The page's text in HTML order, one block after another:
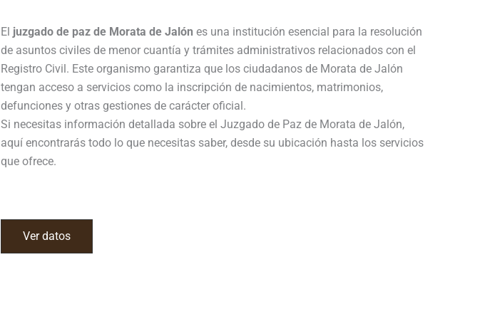
El juzgado de paz de Morata de Jalón es una institución esencial para la resolución
de asuntos civiles de menor cuantía y trámites administrativos relacionados con el
Registro Civil. Este organismo garantiza que los ciudadanos de Morata de Jalón
tengan acceso a servicios como la inscripción de nacimientos, matrimonios,
defunciones y otras gestiones de carácter oficial.
Si necesitas información detallada sobre el Juzgado de Paz de Morata de Jalón,
aquí encontrarás todo lo que necesitas saber, desde su ubicación hasta los servicios
que ofrece.
Ver datos